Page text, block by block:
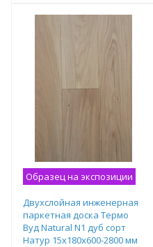
Образец на экспозиции
Двухслойная инженерная
паркетная доска Термо
Вуд Natural N1 дуб сорт
Натур 15х180х600-2800 мм